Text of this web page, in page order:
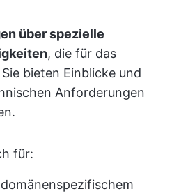
über spezielle
, die für das
bieten Einblicke und
Anforderungen
für: